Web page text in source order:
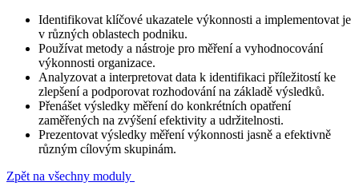
Identifikovat klíčové ukazatele výkonnosti a implementovat je
v různých oblastech podniku.
Používat metody a nástroje pro měření a vyhodnocování
výkonnosti organizace.
Analyzovat a interpretovat data k identifikaci příležitostí ke
zlepšení a podporovat rozhodování na základě výsledků.
Přenášet výsledky měření do konkrétních opatření
zaměřených na zvýšení efektivity a udržitelnosti.
Prezentovat výsledky měření výkonnosti jasně a efektivně
různým cílovým skupinám.
Zpět na všechny moduly